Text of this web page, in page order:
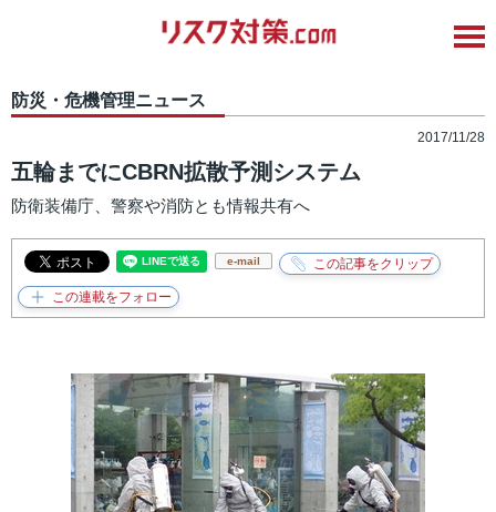
防災・危機管理ニュース
2017/11/28
五輪までにCBRN拡散予測システム
防衛装備庁、警察や消防とも情報共有へ
e-mail